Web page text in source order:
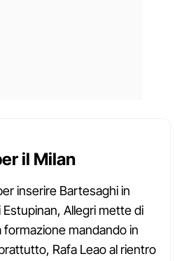
il Milan
inserire Bartesaghi in
Allegri mette di
formazione mandando in
Rafa Leao al rientro